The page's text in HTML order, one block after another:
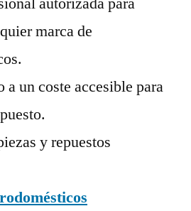
marca de
a un coste accesible para
y repuestos